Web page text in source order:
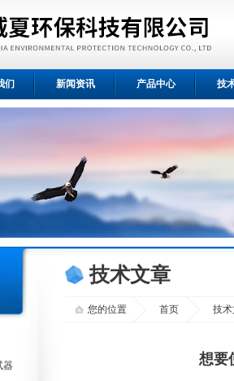
们 新闻资讯 产品中心 技
器
技术文章
您的位置 首页 技
想要